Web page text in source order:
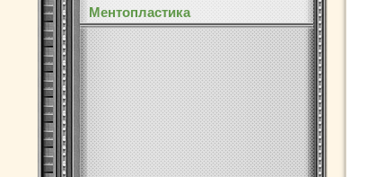
Ментопластика